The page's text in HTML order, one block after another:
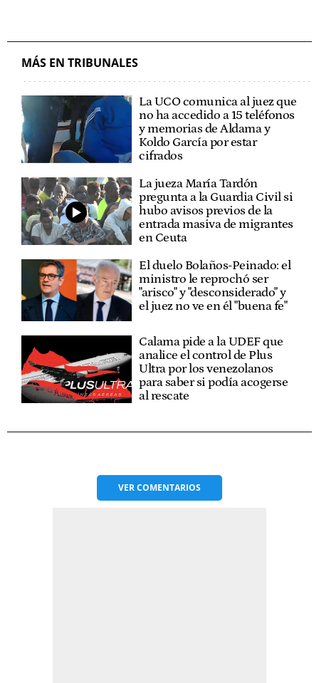
MÁS EN TRIBUNALES
La UCO comunica al juez que
no ha accedido a 15 teléfonos
y memorias de Aldama y
Koldo García por estar
cifrados
La jueza María Tardón
pregunta a la Guardia Civil si
hubo avisos previos de la
entrada masiva de migrantes
en Ceuta
El duelo Bolaños-Peinado: el
ministro le reprochó ser
"arisco" y "desconsiderado" y
el juez no ve en él "buena fe"
Calama pide a la UDEF que
analice el control de Plus
Ultra por los venezolanos
para saber si podía acogerse
al rescate
VERCOMENTARIOS